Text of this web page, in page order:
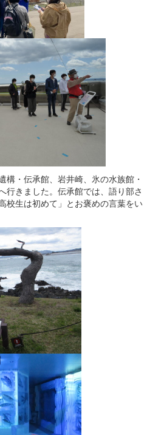
構・伝承館、岩井崎、氷の水族館・
行きました。伝承館では、語り部さ
校生は初めて」とお褒めの言葉をい